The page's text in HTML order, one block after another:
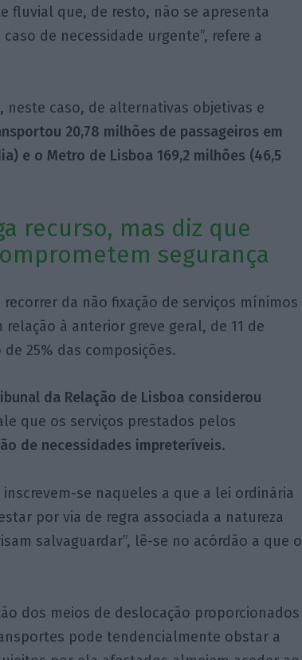
fluvial que, de resto, não se apresenta
de necessidade urgente”, refere a
neste caso, de alternativas objetivas e
20,78 milhões de passageiros em
e o Metro de Lisboa 169,2 milhões (46,5
recurso, mas diz que
segurança
da não fixação de serviços mínimos
à anterior greve geral, de 11 de
25% das composições.
da Relação de Lisboa considerou
que os serviços prestados pelos
de necessidades impreteríveis.
se naqueles a que a lei ordinária
por via de regra associada a natureza
salvaguardar”, lê-se no acórdão a que o
dos meios de deslocação proporcionados
pode tendencialmente obstar a